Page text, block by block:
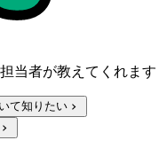
当者が教えてくれます
て知りたい